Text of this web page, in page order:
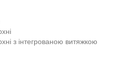
з інтегрованою витяжкою